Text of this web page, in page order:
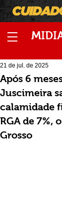
M
Após 6
Juscimeira
calamidade
RGA de 7%,
Grosso
21 de jul. de 2025